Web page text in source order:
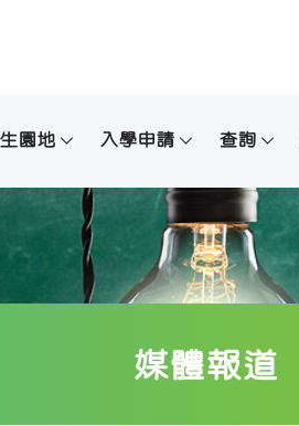
園地 入學申請 查詢
媒體報道